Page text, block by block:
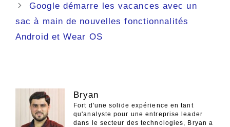
Google démarre les vacances avec un
sac à main de nouvelles fonctionnalités
Android et Wear OS
Bryan
Fort d'une solide expérience en tant
qu'analyste pour une entreprise leader
dans le secteur des technologies, Bryan a